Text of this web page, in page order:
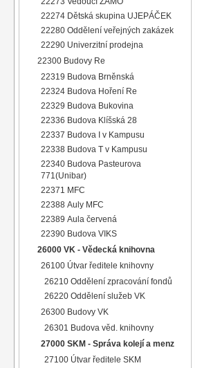
22274 Dětská skupina UJEPÁČEK
22280 Oddělení veřejných zakázek
22290 Univerzitní prodejna
22300 Budovy Re
22319 Budova Brněnská
22324 Budova Hoření Re
22329 Budova Bukovina
22336 Budova Klíšská 28
22337 Budova I v Kampusu
22338 Budova T v Kampusu
22340 Budova Pasteurova
771(Unibar)
22371 MFC
22388 Auly MFC
22389 Aula červená
22390 Budova VIKS
26000 VK - Vědecká knihovna
26100 Útvar ředitele knihovny
26210 Oddělení zpracování fondů
26220 Oddělení služeb VK
26300 Budovy VK
26301 Budova věd. knihovny
27000 SKM - Správa kolejí a menz
27100 Útvar ředitele SKM